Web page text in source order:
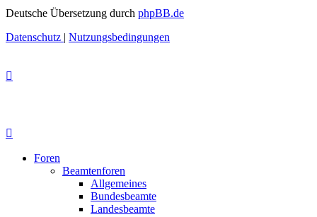
Deutsche Übersetzung durch phpBB.de
Datenschutz | Nutzungsbedingungen
Foren
Beamtenforen
Allgemeines
Bundesbeamte
Landesbeamte